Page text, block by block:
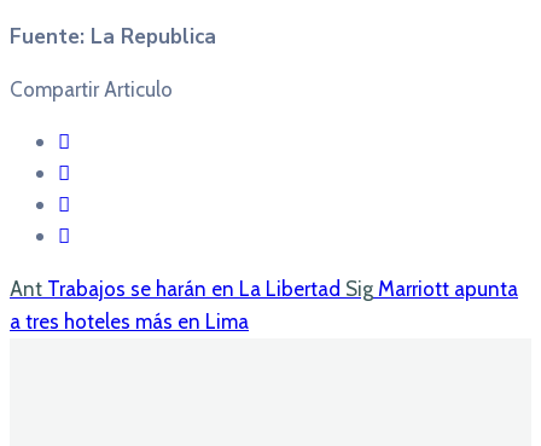
Fuente: La Republica
Compartir Articulo
Ant Trabajos se harán en La Libertad Sig Marriott apunta
a tres hoteles más en Lima